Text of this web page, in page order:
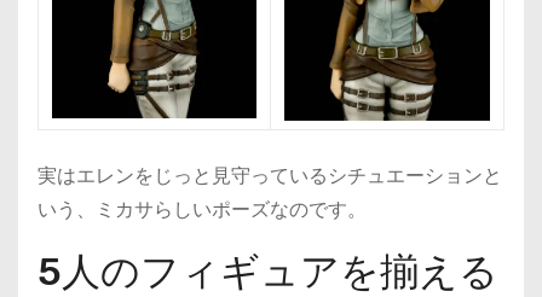
実はエレンをじっと見守っているシチュエーションと
いう、ミカサらしいポーズなのです。
5人のフィギュアを揃える